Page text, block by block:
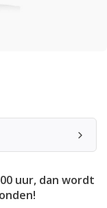
uur, dan wordt